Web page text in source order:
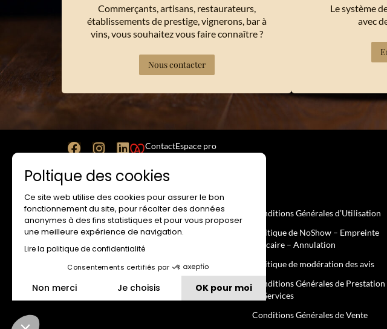
Commerçants, artisans, restaurateurs,
établissements de prestige, vignerons, bar à
vins, vous souhaitez vous faire connaître ?
Nous contacter
Le système
avec
ContactEspace pro
SITE INTERNET
Mentions Légales
Conditions Générales d’Utilisation
Politique de Confidentialité
Politique d’utilisation des cookies
Propriété Intellectuelle
Conditions Générales d’Utilisation
Politique de NoShow – Empreinte
bancaire – Annulation
Politique de modération des avis
Conditions Générales de Prestation
de Services
Conditions Générales de Vente
Poltique des cookies
Ce site web utilise des cookies pour assurer le bon
fonctionnement du site, pour récolter des données
anonymes à des fins statistiques et pour vous proposer
une meilleure expérience de navigation.
Lire la politique de confidentialité
Consentements certifiés par
Non merci Je choisis OK pour moi